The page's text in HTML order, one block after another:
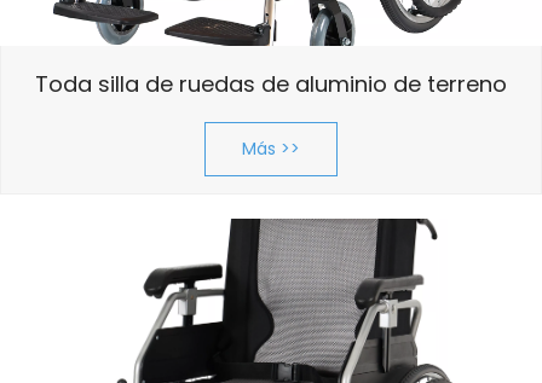
Toda silla de ruedas de aluminio de terreno
Más >>